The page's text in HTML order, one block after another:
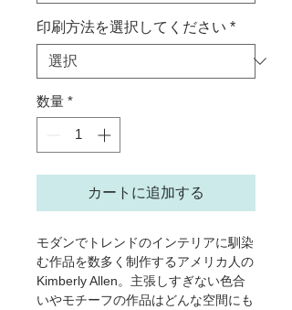
印刷方法を選択してください *
数量 *
カートに追加する
モダンでトレンドのインテリアに馴染
む作品を数多く制作するアメリカ人の
Kimberly Allen。主張しすぎない色合
いやモチーフの作品はどんな空間にも